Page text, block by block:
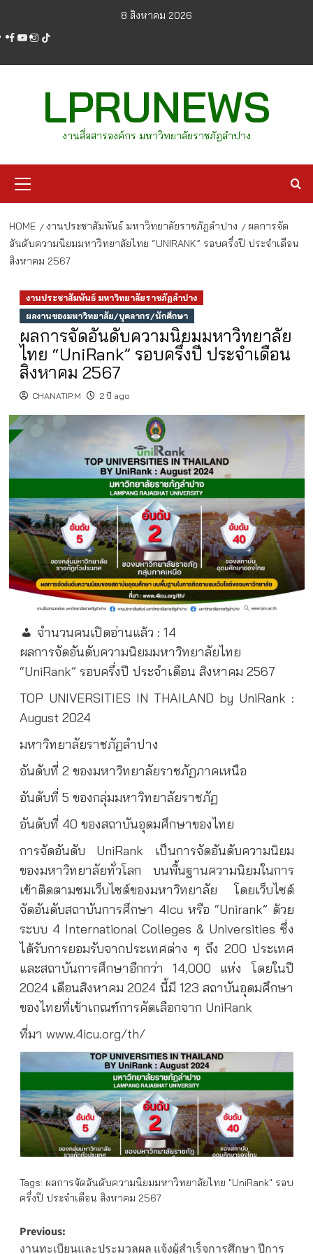
content
8 สิงหาคม 2026
facebook
youtube
instagram
tiktok
LPRUNEWS
งานสื่อสารองค์กร มหาวิทยาลัยราชภัฏลำปาง
Menu
HOME งานประชาสัมพันธ์ มหาวิทยาลัยราชภัฏลำปาง
ผลการจัด
อันดับความนิยมมหาวิทยาลัยไทย “UNIRANK” รอบครึ่งปี ประจำเดือน
สิงหาคม 2567
งานประชาสัมพันธ์ มหาวิทยาลัยราชภัฏลำปาง
ผลงานของมหาวิทยาลัย/บุคลากร/นักศึกษา
ผลการจัดอันดับความนิยมมหาวิทยาลัย
ไทย “UniRank” รอบครึ่งปี ประจำเดือน
สิงหาคม 2567
CHANATIP.M 2 ปี ago
จำนวนคนเปิดอ่านแล้ว : 14
ผลการจัดอันดับความนิยมมหาวิทยาลัยไทย
“UniRank” รอบครึ่งปี ประจำเดือน สิงหาคม 2567
TOP UNIVERSITIES IN THAILAND by UniRank :
August 2024
มหาวิทยาลัยราชภัฏลำปาง
อันดับที่ 2 ของมหาวิทยาลัยราชภัฏภาคเหนือ
อันดับที่ 5 ของกลุ่มมหาวิทยาลัยราชภัฏ
อันดับที่ 40 ของสถาบันอุดมศึกษาของไทย
การจัดอันดับ UniRank เป็นการจัดอันดับความนิยม
ของมหาวิทยาลัยทั่วโลก บนพื้นฐานความนิยมในการ
เข้าติดตามชมเว็บไซต์ของมหาวิทยาลัย โดยเว็บไซต์
จัดอันดับสถาบันการศึกษา 4Icu หรือ “Unirank” ด้วย
ระบบ 4 International Colleges & Universities ซึ่ง
ได้รับการยอมรับจากประเทศต่าง ๆ ถึง 200 ประเทศ
และสถาบันการศึกษาอีกกว่า 14,000 แห่ง โดยในปี
2024 เดือนสิงหาคม 2024 นี้มี 123 สถาบันอุดมศึกษา
ของไทยที่เข้าเกณฑ์การคัดเลือกจาก UniRank
ที่มา www.4icu.org/th/
Tags: ผลการจัดอันดับความนิยมมหาวิทยาลัยไทย "UniRank" รอบ
ครึ่งปี ประจำเดือน สิงหาคม 2567
Post
Previous:
งานทะเบียนและประมวลผล แจ้งผู้สำเร็จการศึกษา ปีการ